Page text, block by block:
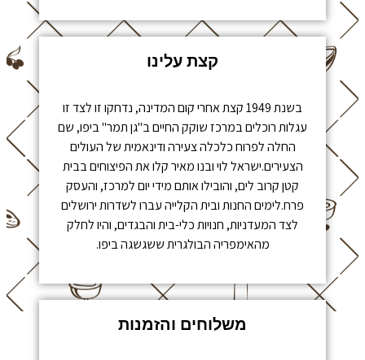
קצת עלינו
בשנת 1949 קצת אחרי קום המדינה, נדחקו זו לצד זו
עגלות רוכלים במרכז שוקק החיים ב"גן תמר" ביפו, שם
החלה לפרוח כלכלה צעירה ודינאמית של העולים
הצעירים.ישראל לוי ובנו מאיר קלו את הפיצוחים בבית
קטן קרוב לים, והובילו אותם מידי יום למרכז, והעסק
פרח.לימים החנות ובית הקלייה עברו לשדרות ירושלים
לצד המעדניות, חנויות כלי-בית והבגדים, והיו לחלק
מהאימפריה הבולגרית ששגשגה ביפו.
משלוחים והזמנות